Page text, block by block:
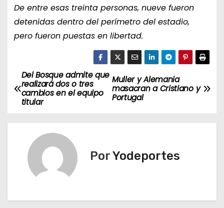
De entre esas treinta personas, nueve fueron
detenidas dentro del perímetro del estadio,
pero fueron puestas en libertad.
N
a
v
Muller y Alemania
masacran a Cristiano y
Portugal
Del Bosque admite que
realizará dos o tres
cambios en el equipo
titular
PorYodeportes